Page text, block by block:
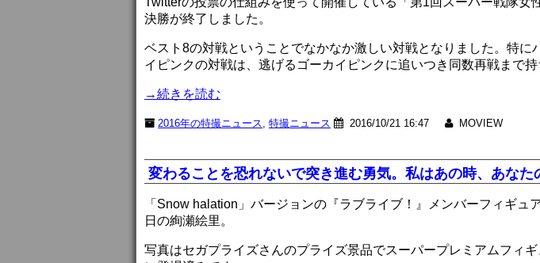
決勝が終了しました。
ベスト8の対戦ということでなかなか激しい対戦となりました。特に
イピンクの対戦は、逃げるゴーカイピンクに追いつき同数再戦まで持
→続きを読む
2016年の特撮ニュース 特撮ニュース 2016/10/21 16:47 MOVIEW
変わることを恐れないで突き進む勇気。私はあの時、あなた
「Snow halation」バージョンの『ラブライブ！』メンバーフィギュ
日の絢瀬絵里。
写真はセガプライズさんのプライズ景品でスーパープレミアムフィ